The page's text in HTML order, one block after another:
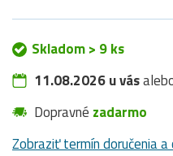
Skladom > 9 ks
11.08.2026 u vás
Dopravné zadarmo
Zobraziť termín doručenia a